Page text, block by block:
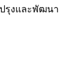
รุงและพัฒนา